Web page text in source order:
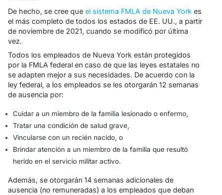
De hecho, se cree que el sistema FMLA de Nueva York es
el más completo de todos los estados de EE. UU., a partir
de noviembre de 2021, cuando se modificó por última
vez.
Todos los empleados de Nueva York están protegidos
por la FMLA federal en caso de que las leyes estatales no
se adapten mejor a sus necesidades. De acuerdo con la
ley federal, a los empleados se les otorgarán 12 semanas
de ausencia por:
Cuidar a un miembro de la familia lesionado o enfermo,
Tratar una condición de salud grave,
Vincularse con un recién nacido, o
Brindar atención a un miembro de la familia que resultó
herido en el servicio militar activo.
Además, se otorgarán 14 semanas adicionales de
ausencia (no remuneradas) a los empleados que deban